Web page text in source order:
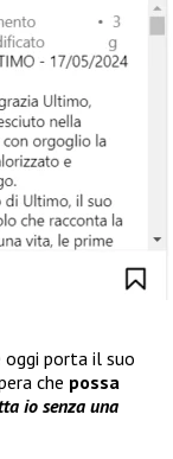
oggi porta il suo
che possa
io senza una